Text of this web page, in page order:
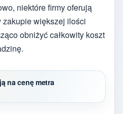
niektóre firmy oferują
zakupie większej ilości
obniżyć całkowity koszt
na cenę metra